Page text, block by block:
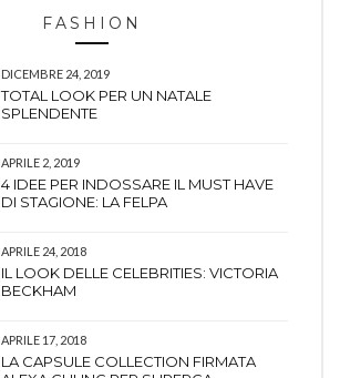
FASHION
DICEMBRE 24, 2019
TOTAL LOOK PER UN NATALE
SPLENDENTE
APRILE 2, 2019
4 IDEE PER INDOSSARE IL MUST HAVE
DI STAGIONE: LA FELPA
APRILE 24, 2018
IL LOOK DELLE CELEBRITIES: VICTORIA
BECKHAM
APRILE 17, 2018
LA CAPSULE COLLECTION FIRMATA